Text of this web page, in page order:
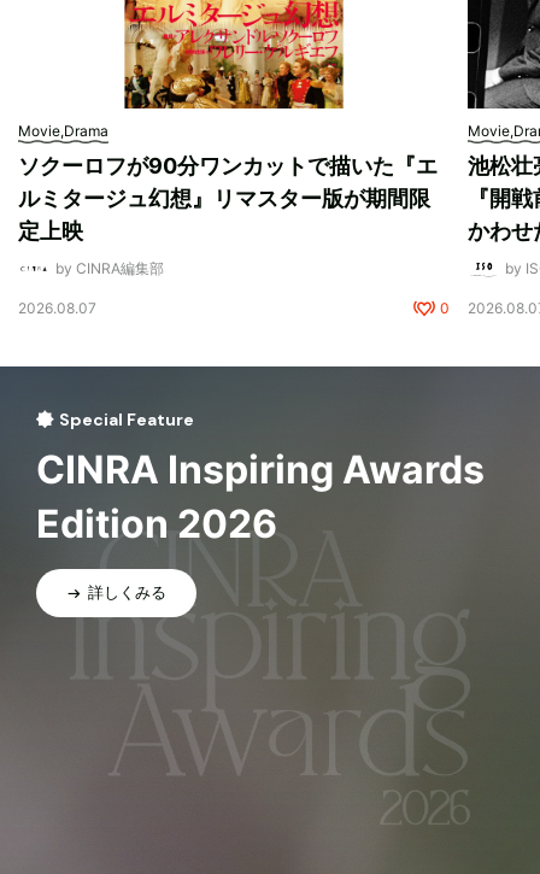
Movie,Drama
ソクーロフが90分ワンカットで描いた『エ
ルミタージュ幻想』リマスター版が期間限
定上映
by CINRA編集部
2026.08.07 0
池松壮
『開
かわせ
by
Special Feature
CINRA Inspiring Awards
Edition 2026
詳しくみる